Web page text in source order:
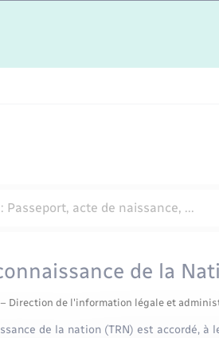
de la
Direction de l'information légale et
de la nation (TRN) est accordé, à